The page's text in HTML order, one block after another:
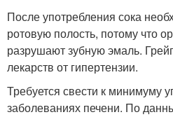
После употребления сока
ротовую полость, потому что
разрушают зубную эмаль.
лекарств от гипертензии.
Требуется свести к минимуму
заболеваниях печени. По